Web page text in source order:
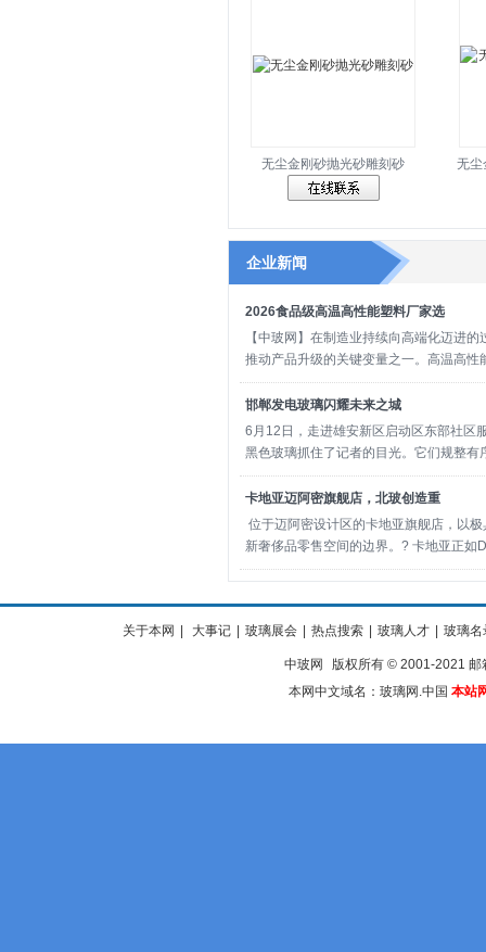
无尘金刚砂抛光砂雕刻砂 无尘
企业新闻
2026食品级高温高性能塑料厂家选
【中玻网】在制造业持续向高端化迈进
推动产品升级的关键变量之一。高温高性
邯郸发电玻璃闪耀未来之城
6月12日，走进雄安新区启动区东部社区
黑色玻璃抓住了记者的目光。它们规整有
卡地亚迈阿密旗舰店，北玻创造重
位于迈阿密设计区的卡地亚旗舰店，以
新奢侈品零售空间的边界。? 卡地亚正如
关于本网 大事记 玻璃展会 热点搜索 玻璃人才 玻璃名
中玻网
版权所有 © 2001-2021 邮
本网中文域名：玻璃网.中国 本站